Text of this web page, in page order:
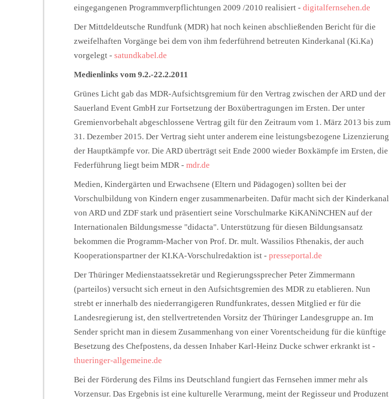
eingegangenen Programmverpflichtungen 2009 /2010 realisiert - digitalfernsehen.de
Der Mittdeldeutsche Rundfunk (MDR) hat noch keinen abschließenden Bericht für die
zweifelhaften Vorgänge bei dem von ihm federführend betreuten Kinderkanal (Ki.Ka)
vorgelegt - satundkabel.de
Medienlinks vom 9.2.-22.2.2011
Grünes Licht gab das MDR-Aufsichtsgremium für den Vertrag zwischen der ARD und der
Sauerland Event GmbH zur Fortsetzung der Boxübertragungen im Ersten. Der unter
Gremienvorbehalt abgeschlossene Vertrag gilt für den Zeitraum vom 1. März 2013 bis zum
31. Dezember 2015. Der Vertrag sieht unter anderem eine leistungsbezogene Lizenzierung
der Hauptkämpfe vor. Die ARD überträgt seit Ende 2000 wieder Boxkämpfe im Ersten, die
Federführung liegt beim MDR - mdr.de
Medien, Kindergärten und Erwachsene (Eltern und Pädagogen) sollten bei der
Vorschulbildung von Kindern enger zusammenarbeiten. Dafür macht sich der Kinderkanal
von ARD und ZDF stark und präsentiert seine Vorschulmarke KiKANiNCHEN auf der
Internationalen Bildungsmesse "didacta". Unterstützung für diesen Bildungsansatz
bekommen die Programm-Macher von Prof. Dr. mult. Wassilios Fthenakis, der auch
Kooperationspartner der KI.KA-Vorschulredaktion ist - presseportal.de
Der Thüringer Medienstaatssekretär und Regierungssprecher Peter Zimmermann
(parteilos) versucht sich erneut in den Aufsichtsgremien des MDR zu etablieren. Nun
strebt er innerhalb des niederrangigeren Rundfunkrates, dessen Mitglied er für die
Landesregierung ist, den stellvertretenden Vorsitz der Thüringer Landesgruppe an. Im
Sender spricht man in diesem Zusammenhang von einer Vorentscheidung für die künftige
Besetzung des Chefpostens, da dessen Inhaber Karl-Heinz Ducke schwer erkrankt ist -
thueringer-allgemeine.de
Bei der Förderung des Films ins Deutschland fungiert das Fernsehen immer mehr als
Vorzensur. Das Ergebnis ist eine kulturelle Verarmung, meint der Regisseur und Produzent